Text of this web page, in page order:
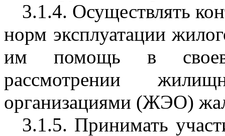
3.1.4. Осуществлять
норм эксплуатации
им помощь в
рассмотрении
организациями (ЖЭО)
3.1.5. Принимать